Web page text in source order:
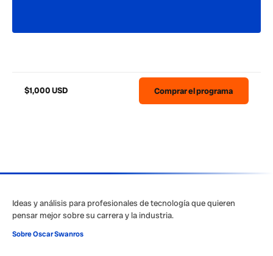
$1,000 USD Comprar el programa
Ideas y análisis para profesionales de tecnología que quieren
pensar mejor sobre su carrera y la industria.
Sobre Oscar Swanros